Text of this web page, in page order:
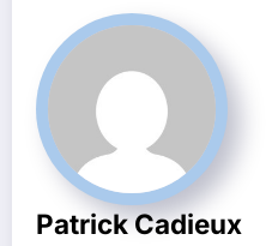
Patrick Cadieux